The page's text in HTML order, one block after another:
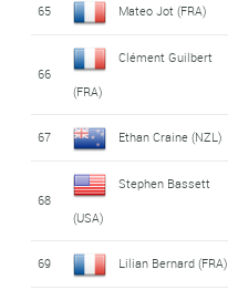
65 Mateo Jot (FRA)
66
Clément Guilbert
(FRA)
67 Ethan Craine (NZL)
68
Stephen Bassett
(USA)
69 Lilian Bernard (FRA)